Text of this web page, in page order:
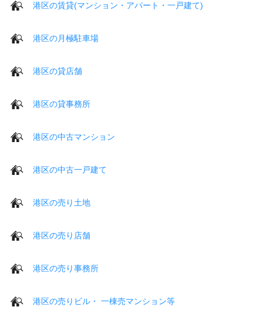
港区の賃貸(マンション・アパート・一戸建て)
港区の月極駐車場
港区の貸店舗
港区の貸事務所
港区の中古マンション
港区の中古一戸建て
港区の売り土地
港区の売り店舗
港区の売り事務所
港区の売りビル・ 一棟売マンション等